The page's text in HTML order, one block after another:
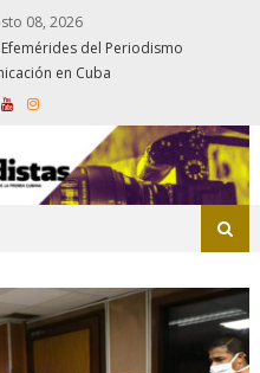
08, 2026
Efemérides del Periodismo
en Cuba